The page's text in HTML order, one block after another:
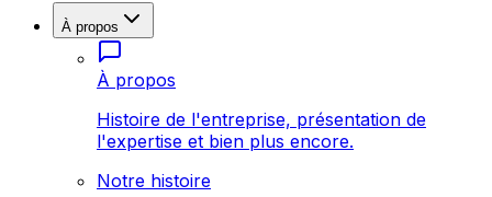
À propos
À propos
Histoire de l'entreprise, présentation de
l'expertise et bien plus encore.
Notre histoire